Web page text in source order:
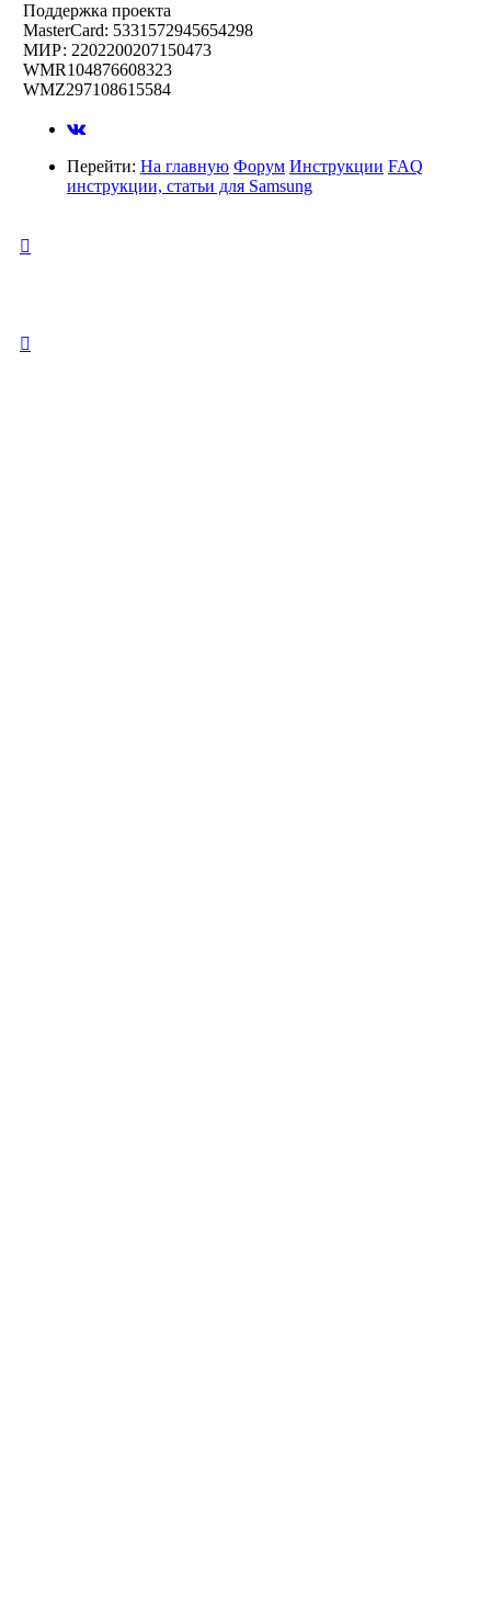
Поддержка проекта
MasterCard: 5331572945654298
МИР: 2202200207150473
WMR104876608323
WMZ297108615584
Перейти: На главную Форум Инструкции FAQ
инструкции, статьи для Samsung